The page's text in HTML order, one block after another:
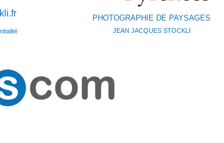
PHOTOGRAPHIE DE PAYSAGES
JEAN JACQUES STOCKLI